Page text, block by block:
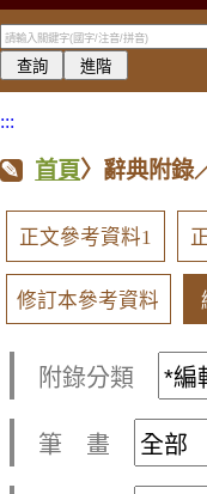
:::
首頁〉辭典附錄
正文參考資料1
修訂本參考資料
附錄分類
筆 畫